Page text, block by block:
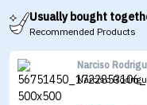
Usually bought
Recommended Products
Narciso
Narciso